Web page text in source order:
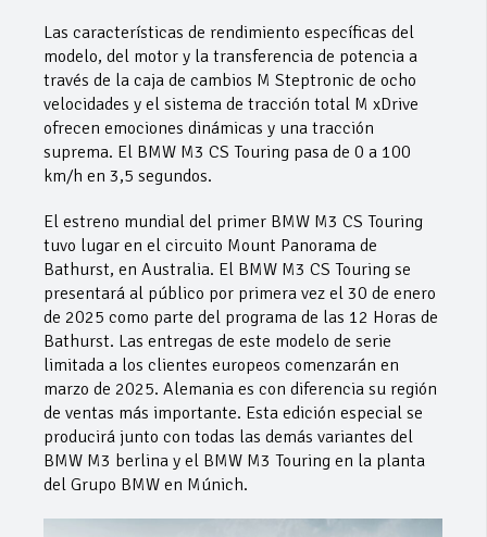
Las características de rendimiento específicas del
modelo, del motor y la transferencia de potencia a
través de la caja de cambios M Steptronic de ocho
velocidades y el sistema de tracción total M xDrive
ofrecen emociones dinámicas y una tracción
suprema. El BMW M3 CS Touring pasa de 0 a 100
km/h en 3,5 segundos.
El estreno mundial del primer BMW M3 CS Touring
tuvo lugar en el circuito Mount Panorama de
Bathurst, en Australia. El BMW M3 CS Touring se
presentará al público por primera vez el 30 de enero
de 2025 como parte del programa de las 12 Horas de
Bathurst. Las entregas de este modelo de serie
limitada a los clientes europeos comenzarán en
marzo de 2025. Alemania es con diferencia su región
de ventas más importante. Esta edición especial se
producirá junto con todas las demás variantes del
BMW M3 berlina y el BMW M3 Touring en la planta
del Grupo BMW en Múnich.